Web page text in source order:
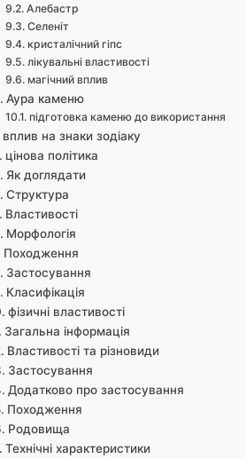
Алебастр
Селеніт
кристалічний гіпс
лікувальні властивості
магічний вплив
Аура каменю
підготовка каменю до використання
вплив на знаки зодіаку
цінова політика
Як доглядати
Структура
Властивості
Морфологія
Походження
Застосування
Класифікація
фізичні властивості
Загальна інформація
Властивості та різновиди
Застосування
Додатково про застосування
Походження
Родовища
Технічні характеристики